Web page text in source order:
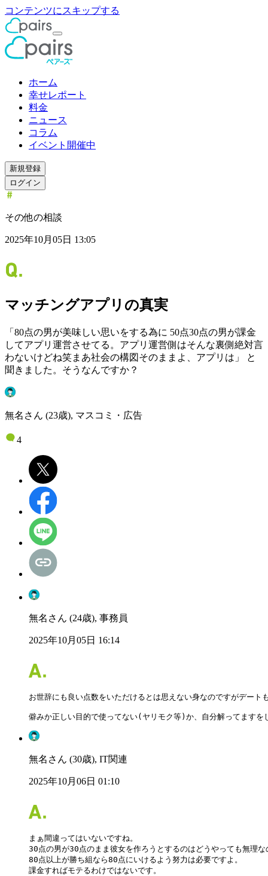
コンテンツにスキップする
ホーム
幸せレポート
料金
ニュース
コラム
イベント開催中
新規登録
ログイン
その他の相談
2025年10月05日 13:05
マッチングアプリの真実
「80点の男が美味しい思いをする為に 50点30点の男が課金
してアプリ運営させてる。アプリ運営側はそんな裏側絶対言
わないけどね笑まあ社会の構図そのままよ、アプリは」 と
聞きました。そうなんですか？
無名さん (23歳), マスコミ・広告
4
無名さん (24歳), 事務員
2025年10月05日 16:14
お世辞にも良い点数をいただけるとは思えない身なのですがデート
僻みか正しい目的で使ってない(ヤリモク等)か、自分解ってますを
無名さん (30歳), IT関連
2025年10月06日 01:10
まぁ間違ってはいないですね。
30点の男が30点のまま彼女を作ろうとするのはどうやっても無理
80点以上が勝ち組なら80点にいけるよう努力は必要ですよ。
課金すればモテるわけではないです。